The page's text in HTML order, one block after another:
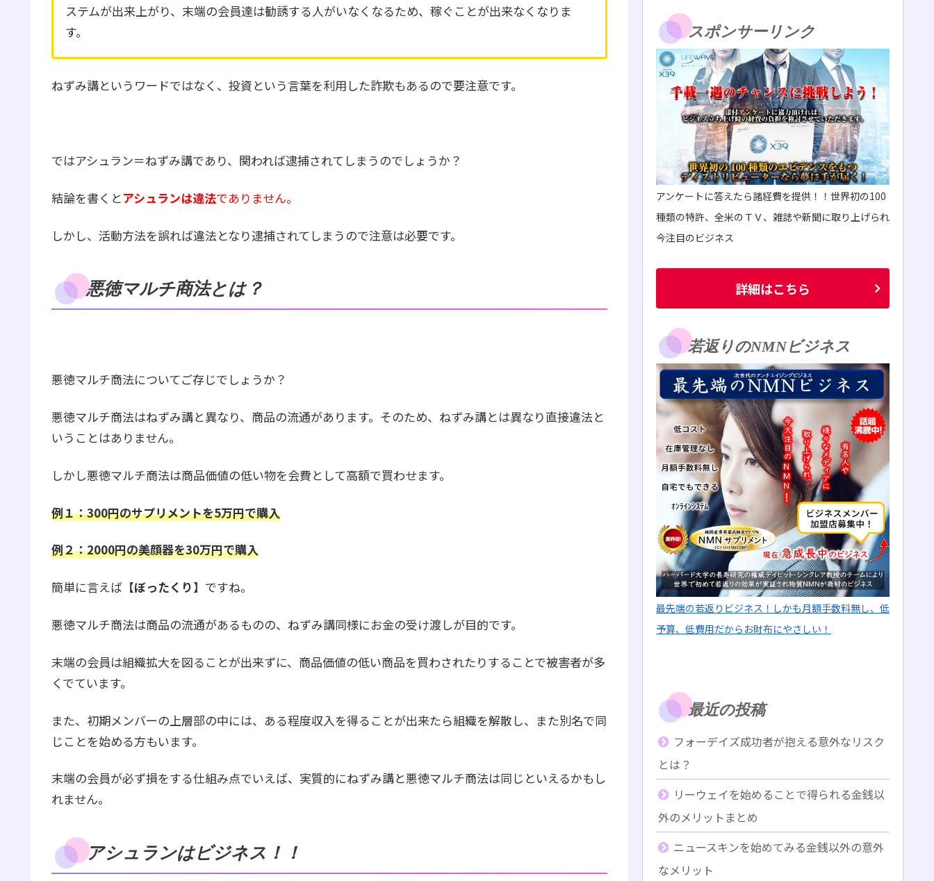
ステムが出来上がり、末端の会員達は勧誘する人がいなくなるため、稼ぐことが出来なくなりま
す。
ねずみ講というワードではなく、投資という言葉を利用した詐欺もあるので要注意です。
ではアシュラン＝ねずみ講であり、関われば逮捕されてしまうのでしょうか？
結論を書くとアシュランは違法でありません。
しかし、活動方法を誤れば違法となり逮捕されてしまうので注意は必要です。
悪徳マルチ商法とは？
悪徳マルチ商法についてご存じでしょうか？
悪徳マルチ商法はねずみ講と異なり、商品の流通があります。そのため、ねずみ講とは異なり直接違法と
いうことはありません。
しかし悪徳マルチ商法は商品価値の低い物を会費として高額で買わせます。
例１：300円のサプリメントを5万円で購入
例２：2000円の美顔器を30万円で購入
簡単に言えば【ぼったくり】ですね。
悪徳マルチ商法は商品の流通があるものの、ねずみ講同様にお金の受け渡しが目的です。
末端の会員は組織拡大を図ることが出来ずに、商品価値の低い商品を買わされたりすることで被害者が多
くでています。
また、初期メンバーの上層部の中には、ある程度収入を得ることが出来たら組織を解散し、また別名で同
じことを始める方もいます。
末端の会員が必ず損をする仕組み点でいえば、実質的にねずみ講と悪徳マルチ商法は同じといえるかもし
れません。
アシュランはビジネス！！
スポンサーリンク
アンケートに答えたら諸経費を提供！！世界初の100
種類の特許、全米のＴＶ、雑誌や新聞に取り上げられ
今注目のビジネス
詳細はこちら
若返りのNMNビジネス
最先端の若返りビジネス！しかも月額手数料無し、低
予算、低費用だからお財布にやさしい！
最近の投稿
フォーデイズ成功者が抱える意外なリスク
とは？
リーウェイを始めることで得られる金銭以
外のメリットまとめ
ニュースキンを始めてみる金銭以外の意外
なメリット